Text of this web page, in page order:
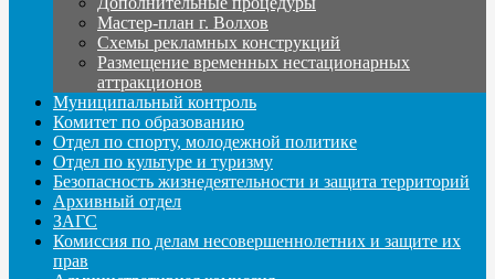
Мастер-план г. Волхов
Схемы рекламных конструкций
Размещение временных нестационарных
аттракционов
Муниципальный контроль
Комитет по образованию
Отдел по спорту, молодежной политике
Отдел по культуре и туризму
Безопасность жизнедеятельности и защита территорий
Архивный отдел
ЗАГС
Комиссия по делам несовершеннолетних и защите их
прав